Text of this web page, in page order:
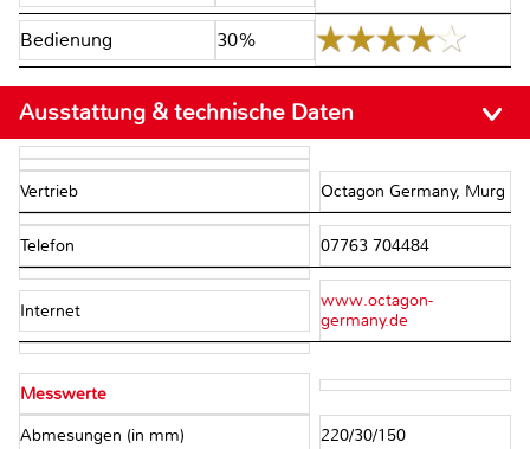
Bedienung 30%
Ausstattung & technische Daten
Vertrieb Octagon Germany, Murg
Telefon 07763 704484
Internet
www.octagon-
germany.de
Messwerte
Abmesungen (in mm) 220/30/150